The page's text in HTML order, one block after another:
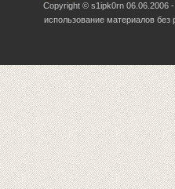
Copyright © s1ipk0rn 06.06.2006
использование материалов